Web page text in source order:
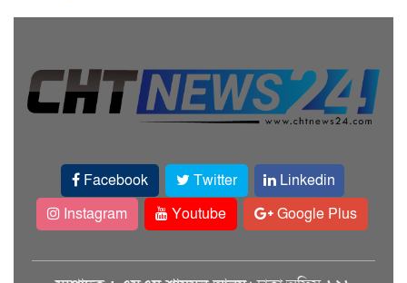
Facebook Twitter
Linkedin
Instagram
Youtube Google Plus